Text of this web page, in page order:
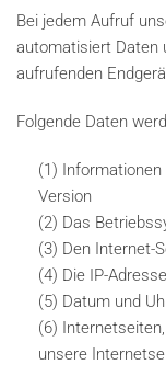
Bei jedem Aufruf
automatisiert Daten
aufrufenden
Folgende Daten
(1)
Version
(2) Das
(3) Den Internet-
(4) Die IP-
(5) Datum und
(6)
unsere